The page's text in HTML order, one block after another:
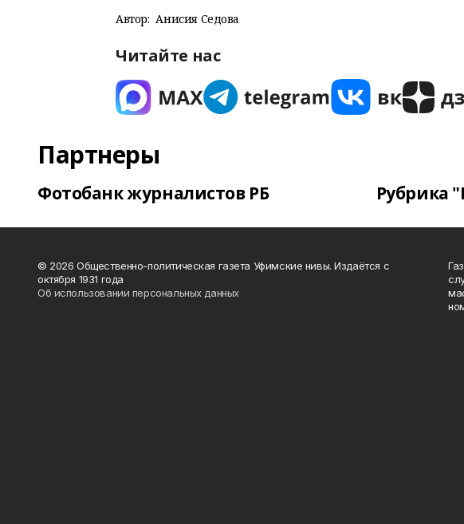
Автор: Анисия Седова
Читайте нас
Партнеры
Фотобанк журналистов РБ Рубрика
© 2026 Общественно-политическая газета Уфимские нивы. Издаётся с
октября 1931 года
Об использовании персональных данных